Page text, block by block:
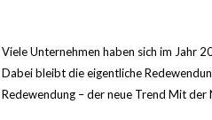
Viele Unternehmen haben sich im Jahr
Dabei bleibt die eigentliche
Redewendung – der neue Trend Mit der